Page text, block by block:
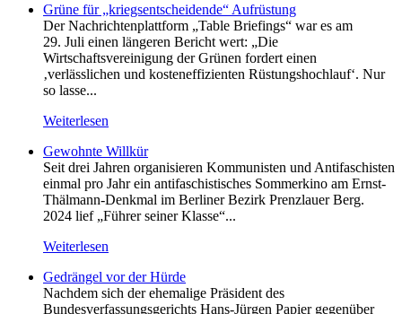
Grüne für „kriegsentscheidende“ Aufrüstung
Der Nachrichtenplattform „Table Briefings“ war es am
29. Juli einen längeren Bericht wert: „Die
Wirtschaftsvereinigung der Grünen fordert einen
‚verlässlichen und kosteneffizienten Rüstungshochlauf‘. Nur
so lasse...
Weiterlesen
Gewohnte Willkür
Seit drei Jahren organisieren Kommunisten und Antifaschisten
einmal pro Jahr ein antifaschistisches Sommerkino am Ernst-
Thälmann-Denkmal im Berliner Bezirk Prenzlauer Berg.
2024 lief „Führer seiner Klasse“...
Weiterlesen
Gedrängel vor der Hürde
Nachdem sich der ehemalige Präsident des
Bundesverfassungsgerichts Hans-Jürgen Papier gegenüber